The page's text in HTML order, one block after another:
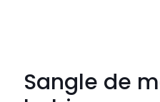
Sangle de